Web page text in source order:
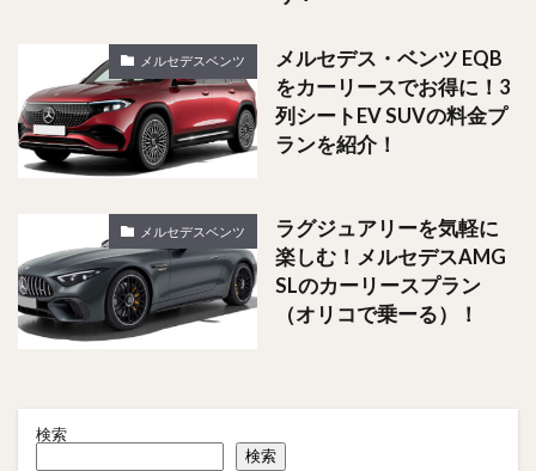
メルセデスベンツ
メルセデス・ベンツ EQB
をカーリースでお得に！3
列シートEV SUVの料金プ
ランを紹介！
メルセデスベンツ
ラグジュアリーを気軽に
楽しむ！メルセデスAMG
SLのカーリースプラン
（オリコで乗ーる）！
検索
検索